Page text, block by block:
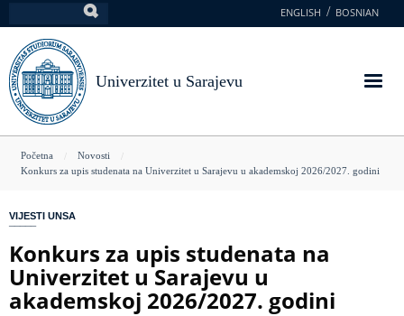
na
glavni
sadržaj
ENGLISH BOSNIAN
Univerzitet u Sarajevu
You
here
Početna
Novosti
Konkurs za upis studenata na Univerzitet u Sarajevu u akademskoj 2026/2027. godini
VIJESTI UNSA
Konkurs za upis studenata na
Univerzitet u Sarajevu u
akademskoj 2026/2027. godini